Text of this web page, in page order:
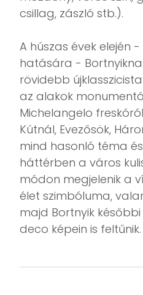
csillag, zászló stb.).
A húszas évek elején
hatására -
rövidebb
az alakok
Michelangelo
Kútnál, Evezősök,
mind hasonló téma
háttérben a város
módon megjelenik a
élet szimbóluma,
majd Bortnyik
deco képein is feltűnik.